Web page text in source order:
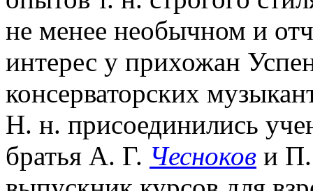
не менее необычном и
интерес у прихожан
консерваторских
Н. н. присоединились
братья А. Г. Чесноков и